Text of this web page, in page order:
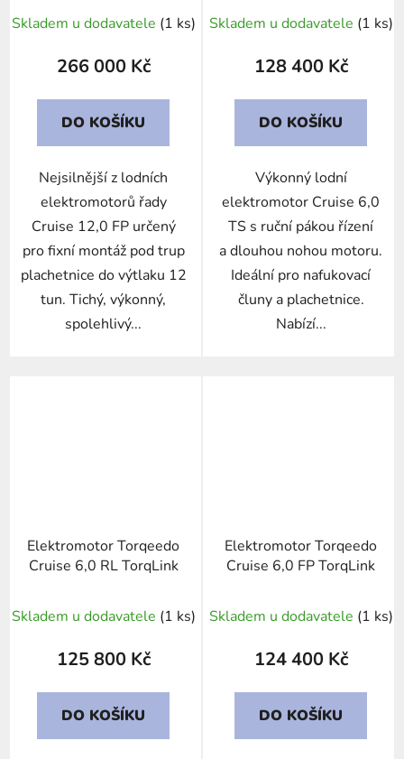
Skladem u dodavatele (1 ks)
266 000 Kč
DO KOŠÍKU
Nejsilnější z lodních
elektromotorů řady
Cruise 12,0 FP určený
pro fixní montáž pod trup
plachetnice do výtlaku 12
tun. Tichý, výkonný,
spolehlivý...
Skladem u dodavatele (1 ks)
128 400 Kč
DO KOŠÍKU
Výkonný lodní
elektromotor Cruise 6,0
TS s ruční pákou řízení
a dlouhou nohou motoru.
Ideální pro nafukovací
čluny a plachetnice.
Nabízí...
Elektromotor Torqeedo
Cruise 6,0 RL TorqLink
Skladem u dodavatele (1 ks)
125 800 Kč
DO KOŠÍKU
Elektromotor Torqeedo
Cruise 6,0 FP TorqLink
Skladem u dodavatele (1 ks)
124 400 Kč
DO KOŠÍKU